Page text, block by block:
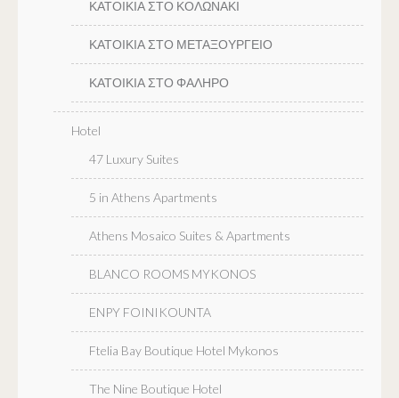
ΚΑΤΟΙΚΙΑ ΣΤΟ ΚΟΛΩΝΑΚΙ
ΚΑΤΟΙΚΙΑ ΣΤΟ ΜΕΤΑΞΟΥΡΓΕΙΟ
ΚΑΤΟΙΚΙΑ ΣΤΟ ΦΑΛΗΡΟ
Hotel
47 Luxury Suites
5 in Athens Apartments
Athens Mosaico Suites & Apartments
BLANCO ROOMS MYKONOS
ENPY FOINIKOUNTA
Ftelia Bay Boutique Hotel Mykonos
The Nine Boutique Hotel